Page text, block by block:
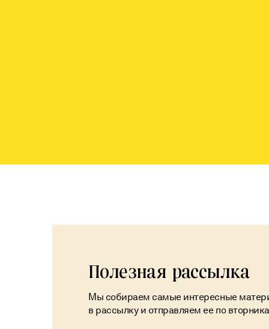
Полезная рассылка
Мы собираем самые интересные
в рассылку и отправляем ее по